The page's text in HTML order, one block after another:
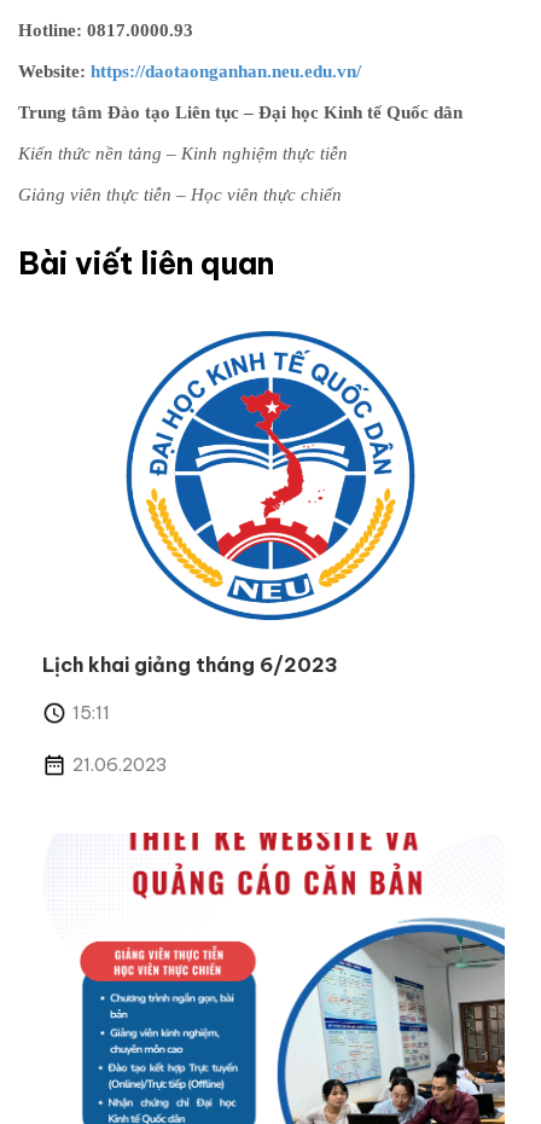
Hotline: 0817.0000.93
Website: https://daotaonganhan.neu.edu.vn/
Trung tâm Đào tạo Liên tục – Đại học Kinh tế Quốc dân
Kiến thức nền tảng – Kinh nghiệm thực tiễn
Giảng viên thực tiễn – Học viên thực chiến
Bài viết liên quan
Lịch khai giảng tháng 6/2023
15:11
21.06.2023